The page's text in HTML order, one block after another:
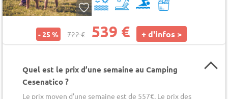
- 25 % 722 € 539 € + d'infos >
Quel est le prix d’une semaine au Camping
Cesenatico ?
Le prix moyen d’une semaine est de 557€. Le prix des